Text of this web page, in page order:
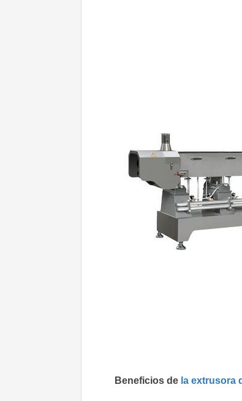
Beneficios dela extrusora